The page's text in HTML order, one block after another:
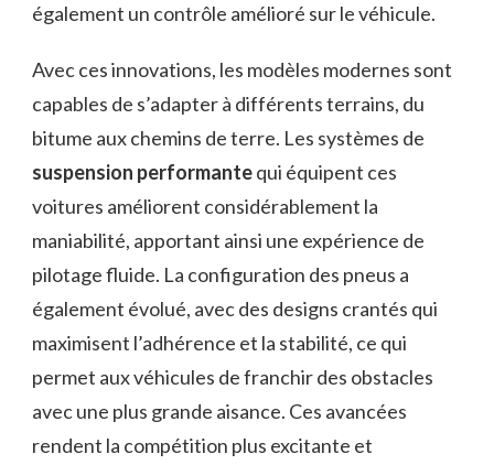
également un contrôle amélioré sur le véhicule.
Avec ces innovations, les modèles modernes sont
capables de s’adapter à différents terrains, du
bitume aux chemins de terre. Les systèmes de
suspension performantequi équipent ces
voitures améliorent considérablement la
maniabilité, apportant ainsi une expérience de
pilotage fluide. La configuration des pneus a
également évolué, avec des designs crantés qui
maximisent l’adhérence et la stabilité, ce qui
permet aux véhicules de franchir des obstacles
avec une plus grande aisance. Ces avancées
rendent la compétition plus excitante et